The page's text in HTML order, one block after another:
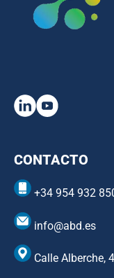
CONTACTO
+34 954 932
info@abd.es
Calle Alberche,